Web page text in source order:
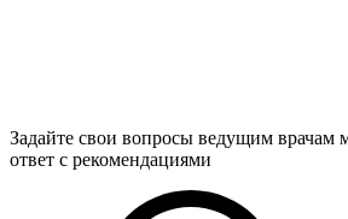
Задайте свои вопросы ведущим врачам
ответ с рекомендациями